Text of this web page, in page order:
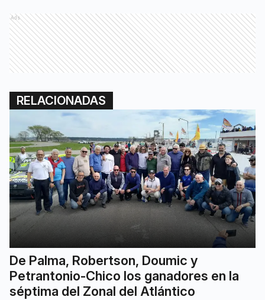
Ads
RELACIONADAS
De Palma, Robertson, Doumic y
Petrantonio-Chico los ganadores en la
séptima del Zonal del Atlántico